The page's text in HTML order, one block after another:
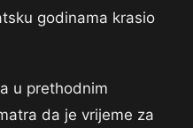
godinama krasio
u prethodnim
da je vrijeme za